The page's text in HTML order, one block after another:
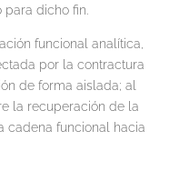
dicho fin.
funcional analítica,
por la contractura
de forma aislada; al
la recuperación de la
cadena funcional hacia